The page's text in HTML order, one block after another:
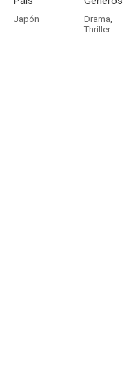
Japón Drama,
Thriller